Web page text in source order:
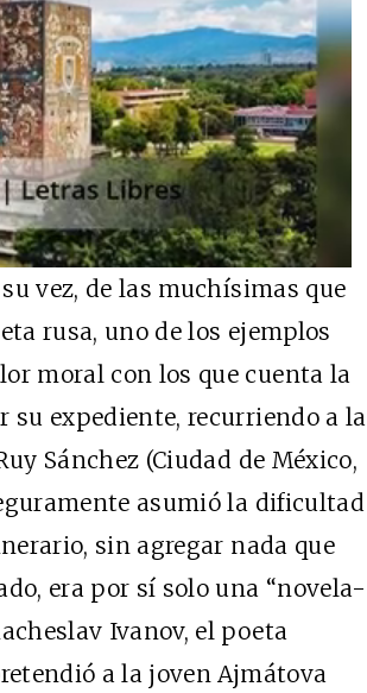
vez, de las muchísimas que
rusa, uno de los ejemplos
moral con los que cuenta la
su expediente, recurriendo a la
Sánchez (Ciudad de México,
asumió la dificultad
sin agregar nada que
era por sí solo una “novela-
Ivanov, el poeta
a la joven Ajmátova